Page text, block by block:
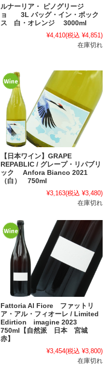
ルナーリア・ ピノグリージ
ョ 3L バッグ・イン・ボック
ス 白・オレンジ 3000ml
¥4,410(税込 ¥4,851)
在庫切れ
【日本ワイン】GRAPE
REPABLIC / グレープ・リパブリ
ック Anfora Bianco 2021
（白） 750ml
¥3,163(税込 ¥3,480)
在庫切れ
Fattoria Al Fiore ファットリ
ア・アル・フィオーレ / Limited
Edirtion imagine 2023
750ml【自然派 日本 宮城
赤】
¥3,454(税込 ¥3,800)
在庫切れ